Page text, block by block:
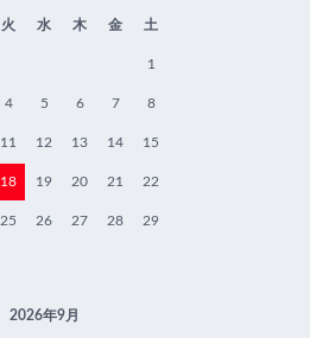
火 水 木 金 土
1
4 5 6 7 8
11 12 13 14 15
18 19 20 21 22
25 26 27 28 29
2026年9月